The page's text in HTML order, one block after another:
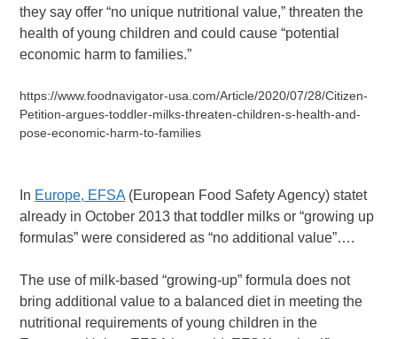
they say offer “no unique nutritional value,” threaten the
health of young children and could cause “potential
economic harm to families.”
https://www.foodnavigator-usa.com/Article/2020/07/28/Citizen-
Petition-argues-toddler-milks-threaten-children-s-health-and-
pose-economic-harm-to-families
In Europe, EFSA (European Food Safety Agency) statet
already in October 2013 that toddler milks or “growing up
formulas” were considered as “no additional value”….
The use of milk-based “growing-up” formula does not
bring additional value to a balanced diet in meeting the
nutritional requirements of young children in the